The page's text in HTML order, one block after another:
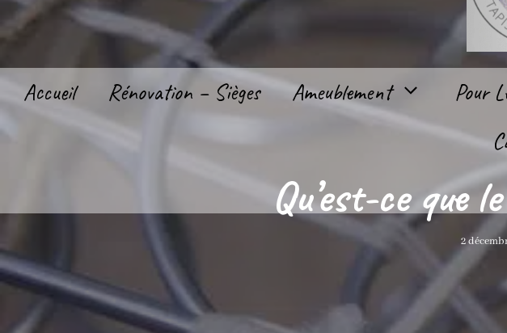
Accueil Rénovation – Sièges Ameublement Pour
Qu’est-ce que
2